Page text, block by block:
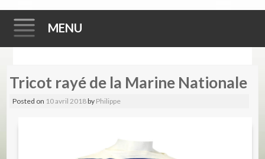
MENU
to
Tricot rayé de la Marine Nationale
Posted on 10 avril 2018by Philippe